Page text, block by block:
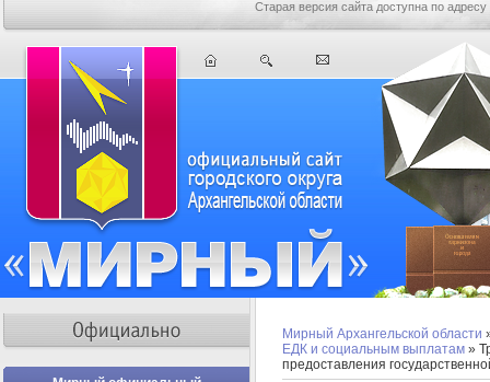
Старая версия сайта доступна по адресу
Мирный Архангельской области
ЕДК и социальным выплатам »
предоставления